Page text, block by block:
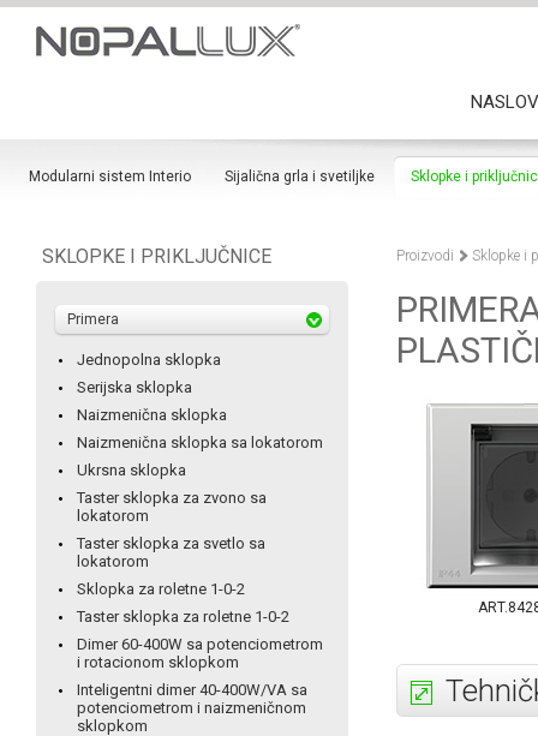
Modularni sistem Interio Sijalična grla i svetiljke Sklopke i
SKLOPKE I PRIKLJUČNICE
Primera
Jednopolna sklopka
Serijska sklopka
Naizmenična sklopka
Naizmenična sklopka sa lokatorom
Ukrsna sklopka
Taster sklopka za zvono sa
lokatorom
Taster sklopka za svetlo sa
lokatorom
Sklopka za roletne 1-0-2
Taster sklopka za roletne 1-0-2
Dimer 60-400W sa potenciometrom
i rotacionom sklopkom
Inteligentni dimer 40-400W/VA sa
potenciometrom i naizmeničnom
sklopkom
Proizvodi Sklopke i